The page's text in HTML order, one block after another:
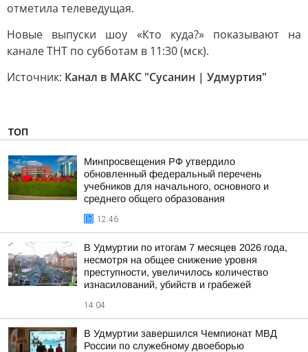
отметила телеведущая.
Новые выпуски шоу «Кто куда?» показывают на
канале ТНТ по субботам в 11:30 (мск).
Источник: Канал в МАКС "Сусанин | Удмуртия"
ТОП
Минпросвещения РФ утвердило
обновленный федеральный перечень
учебников для начального, основного и
среднего общего образования
12:46
В Удмуртии по итогам 7 месяцев 2026 года,
несмотря на общее снижение уровня
преступности, увеличилось количество
изнасилований, убийств и грабежей
14:04
В Удмуртии завершился Чемпионат МВД
России по служебному двоеборью